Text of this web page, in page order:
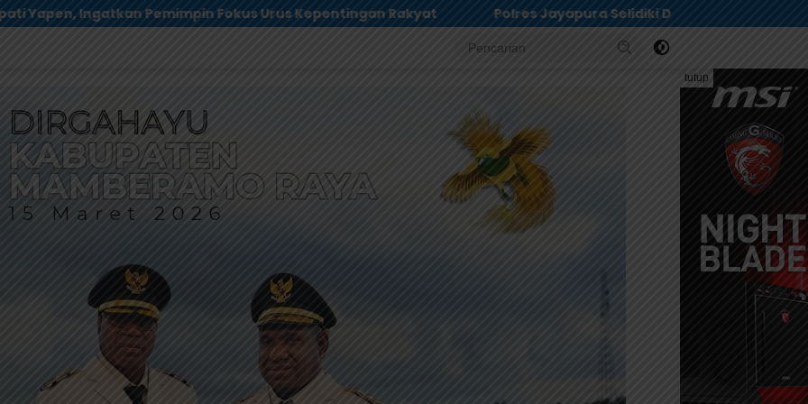
Kepentingan Rakyat Polres Jayapura Selidiki Dugaan Keracunan MBG di Depapre, Puluhan Saksi
tutup